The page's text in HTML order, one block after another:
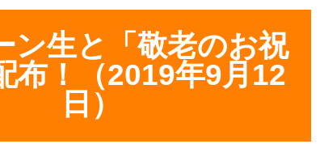
ン生と「敬老のお祝
布！（2019年9月12
日）